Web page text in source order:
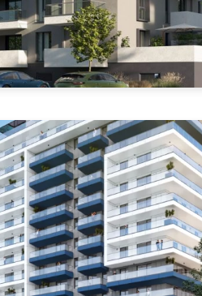
Am citit si sunt de acord cu termenii si
Sunt de acord cuprelucrarea datelor cu